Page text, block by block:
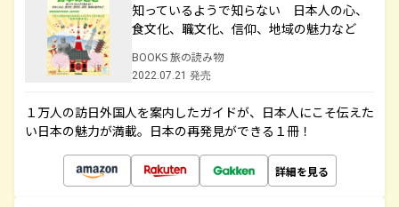
知っているようで知らない 日本人の心、
食文化、職文化、信仰、地域の魅力など
BOOKS 旅の読み物
2022.07.21 発売
１万人の訪日外国人を案内したガイドが、日本人にこそ伝えた
い日本の魅力が満載。日本の再発見ができる１冊！
詳細を見る